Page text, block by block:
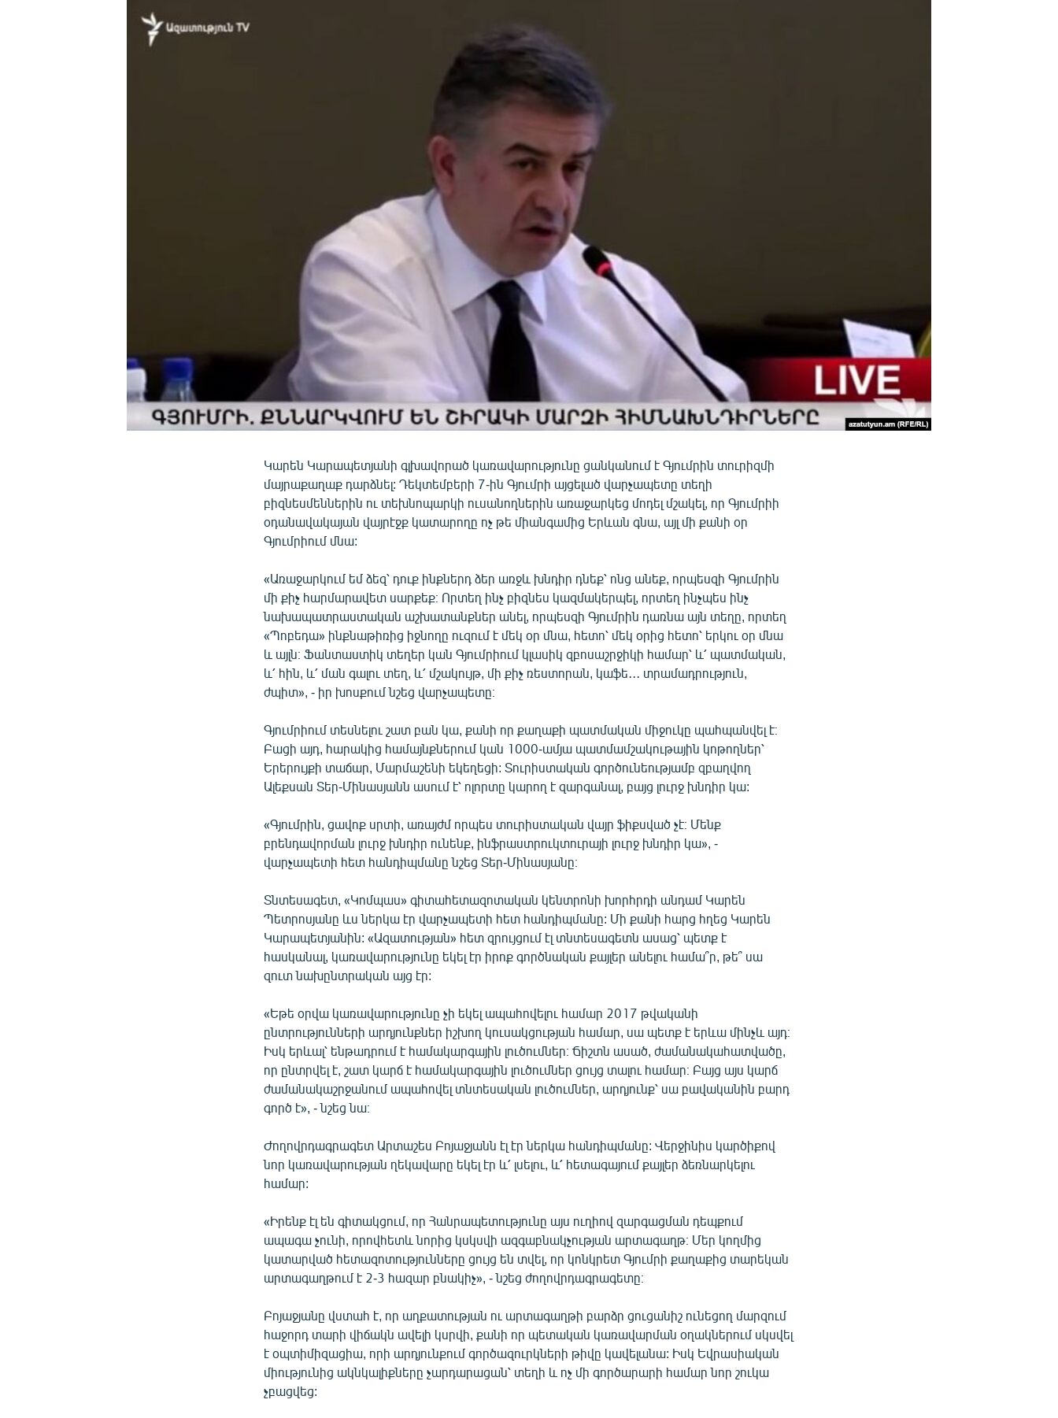
Կարեն Կարապետյանի գլխավորած կառավարությունը ցանկանում է Գյումրին տուրիզմի
մայրաքաղաք դարձնել: Դեկտեմբերի 7-ին Գյումրի այցելած վարչապետը տեղի
բիզնեսմեններին ու տեխնոպարկի ուսանողներին առաջարկեց մոդել մշակել, որ Գյումրիի
օդանավակայան վայրէջք կատարողը ոչ թե միանգամից Երևան գնա, այլ մի քանի օր
Գյումրիում մնա:
«Առաջարկում եմ ձեզ՝ դուք ինքներդ ձեր առջև խնդիր դնեք՝ ոնց անեք, որպեսզի Գյումրին
մի քիչ հարմարավետ սարքեք։ Որտեղ ինչ բիզնես կազմակերպել, որտեղ ինչպես ինչ
նախապատրաստական աշխատանքներ անել, որպեսզի Գյումրին դառնա այն տեղը, որտեղ
«Պոբեդա» ինքնաթիռից իջնողը ուզում է մեկ օր մնա, հետո՝ մեկ օրից հետո՝ երկու օր մնա
և այլն։ Ֆանտաստիկ տեղեր կան Գյումրիում կլասիկ զբոսաշրջիկի համար՝ և՛ պատմական,
և՛ հին, և՛ ման գալու տեղ, և՛ մշակույթ, մի քիչ ռեստորան, կաֆե․․․ տրամադրություն,
ժպիտ», - իր խոսքում նշեց վարչապետը։
Գյումրիում տեսնելու շատ բան կա, քանի որ քաղաքի պատմական միջուկը պահպանվել է։
Բացի այդ, հարակից համայնքներում կան 1000-ամյա պատմամշակութային կոթողներ՝
Երերույքի տաճար, Մարմաշենի եկեղեցի: Տուրիստական գործունեությամբ զբաղվող
Ալեքսան Տեր-Մինասյանն ասում է՝ ոլորտը կարող է զարգանալ, բայց լուրջ խնդիր կա:
«Գյումրին, ցավոք սրտի, առայժմ որպես տուրիստական վայր ֆիքսված չէ։ Մենք
բրենդավորման լուրջ խնդիր ունենք, ինֆրաստրուկտուրայի լուրջ խնդիր կա», -
վարչապետի հետ հանդիպմանը նշեց Տեր-Մինասյանը։
Տնտեսագետ, «Կոմպաս» գիտահետազոտական կենտրոնի խորհրդի անդամ Կարեն
Պետրոսյանը ևս ներկա էր վարչապետի հետ հանդիպմանը: Մի քանի հարց հղեց Կարեն
Կարապետյանին: «Ազատության» հետ զրույցում էլ տնտեսագետն ասաց՝ պետք է
հասկանալ, կառավարությունը եկել էր իրոք գործնական քայլեր անելու համա՞ր, թե՞ սա
զուտ նախընտրական այց էր:
«Եթե օրվա կառավարությունը չի եկել ապահովելու համար 2017 թվականի
ընտրությունների արդյունքներ իշխող կուսակցության համար, սա պետք է երևա մինչև այդ։
Իսկ երևալ՝ ենթադրում է համակարգային լուծումներ։ Ճիշտն ասած, ժամանակահատվածը,
որ ընտրվել է, շատ կարճ է համակարգային լուծումներ ցույց տալու համար։ Բայց այս կարճ
ժամանակաշրջանում ապահովել տնտեսական լուծումներ, արդյունք՝ սա բավականին բարդ
գործ է», - նշեց նա։
Ժողովրդագրագետ Արտաշես Բոյաջյանն էլ էր ներկա հանդիպմանը: Վերջինիս կարծիքով
նոր կառավարության ղեկավարը եկել էր և՛ լսելու, և՛ հետագայում քայլեր ձեռնարկելու
համար:
«Իրենք էլ են գիտակցում, որ Հանրապետությունը այս ուղիով զարգացման դեպքում
ապագա չունի, որովհետև նորից կսկսվի ազգաբնակչության արտագաղթ։ Մեր կողմից
կատարված հետազոտությունները ցույց են տվել, որ կոնկրետ Գյումրի քաղաքից տարեկան
արտագաղթում է 2-3 հազար բնակիչ», - նշեց ժողովրդագրագետը։
Բոյաջյանը վստահ է, որ աղքատության ու արտագաղթի բարձր ցուցանիշ ունեցող մարզում
հաջորդ տարի վիճակն ավելի կսրվի, քանի որ պետական կառավարման օղակներում սկսվել
է օպտիմիզացիա, որի արդյունքում գործազուրկների թիվը կավելանա: Իսկ Եվրասիական
միությունից ակնկալիքները չարդարացան՝ տեղի և ոչ մի գործարարի համար նոր շուկա
չբացվեց: